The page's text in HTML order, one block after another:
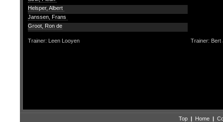
Helsper, Albert
Janssen, Frans
Groot, Ron de
Trainer: Leen Looyen Trainer: Bert
Top | Home |